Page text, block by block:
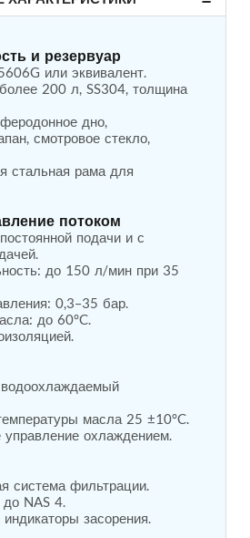
Osa
Pump And Centrifugal
System
Test Rig
Test Rig On Lab View
System
Station
Bay
For Oxygen Generation
Bench for Integrated
in Aircraft Engines
Battery Command
Nitrogen Service Cart
Test Rig
Load Bank (Air-Cooled &
Pump / Motor Test Bench
и резервуар
или эквивалент.
200 л, SS304, толщина
дно,
смотровое стекло,
стальная рама для
потоком
подачи и с
до 150 л/мин при 35
0,3–35 бар.
до 60°C.
масла 25 ±10°C.
управление охлаждением.
система фильтрации.
NAS 4.
засорения.